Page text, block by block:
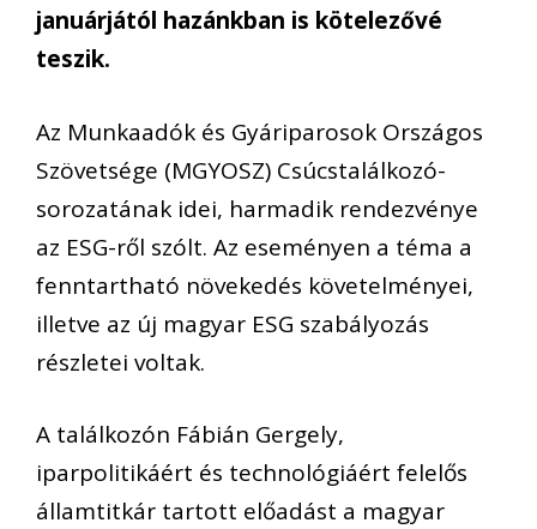
januárjától hazánkban is kötelezővé
teszik.
Az Munkaadók és Gyáriparosok Országos
Szövetsége (MGYOSZ) Csúcstalálkozó-
sorozatának idei, harmadik rendezvénye
az ESG-ről szólt. Az eseményen a téma a
fenntartható növekedés követelményei,
illetve az új magyar ESG szabályozás
részletei voltak.
A találkozón Fábián Gergely,
iparpolitikáért és technológiáért felelős
államtitkár tartott előadást a magyar